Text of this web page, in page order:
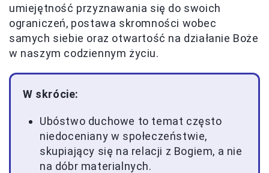
umiejętność przyznawania się do swoich
ograniczeń, postawa skromności wobec
samych siebie oraz otwartość na działanie Boże
w naszym codziennym życiu.
W skrócie:
Ubóstwo duchowe to temat często
niedoceniany w społeczeństwie,
skupiający się na relacji z Bogiem, a nie
na dóbr materialnych.